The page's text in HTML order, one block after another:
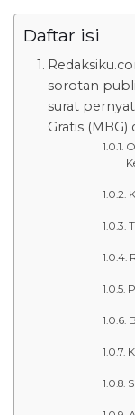
Daftar isi
sorotan
surat
Gratis